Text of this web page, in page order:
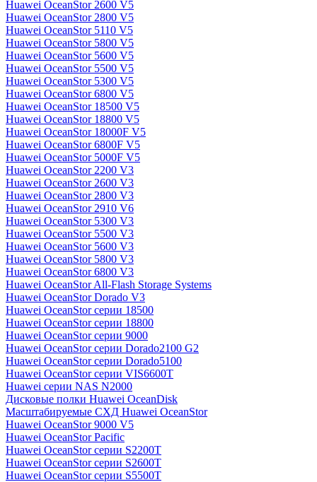
Huawei OceanStor 2600 V5
Huawei OceanStor 2800 V5
Huawei OceanStor 5110 V5
Huawei OceanStor 5800 V5
Huawei OceanStor 5600 V5
Huawei OceanStor 5500 V5
Huawei OceanStor 5300 V5
Huawei OceanStor 6800 V5
Huawei OceanStor 18500 V5
Huawei OceanStor 18800 V5
Huawei OceanStor 18000F V5
Huawei OceanStor 6800F V5
Huawei OceanStor 5000F V5
Huawei OceanStor 2200 V3
Huawei OceanStor 2600 V3
Huawei OceanStor 2800 V3
Huawei OceanStor 2910 V6
Huawei OceanStor 5300 V3
Huawei OceanStor 5500 V3
Huawei OceanStor 5600 V3
Huawei OceanStor 5800 V3
Huawei OceanStor 6800 V3
Huawei OceanStor All-Flash Storage Systems
Huawei OceanStor Dorado V3
Huawei OceanStor серии 18500
Huawei OceanStor серии 18800
Huawei OceanStor серии 9000
Huawei OceanStor серии Dorado2100 G2
Huawei OceanStor серии Dorado5100
Huawei OceanStor серии VIS6600T
Huawei серии NAS N2000
Дисковые полки Huawei OceanDisk
Масштабируемые СХД Huawei OceanStor
Huawei OceanStor 9000 V5
Huawei OceanStor Pacific
Huawei OceanStor серии S2200T
Huawei OceanStor серии S2600T
Huawei OceanStor серии S5500T